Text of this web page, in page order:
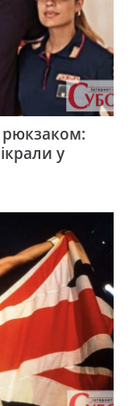
рюкзаком:
у